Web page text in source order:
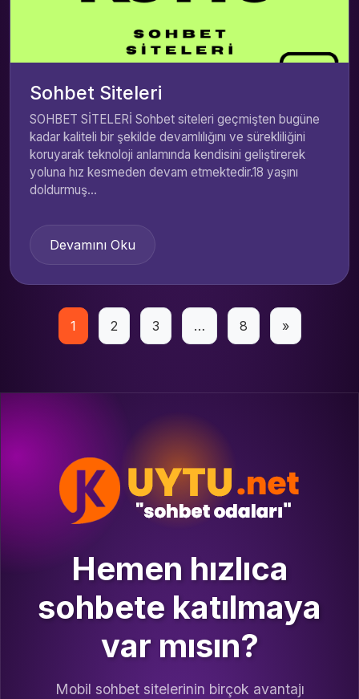
Sohbet Siteleri
SOHBET SİTELERİ Sohbet siteleri geçmişten bugüne
kadar kaliteli bir şekilde devamlılığını ve sürekliliğini
koruyarak teknoloji anlamında kendisini geliştirerek
yoluna hız kesmeden devam etmektedir.18 yaşını
doldurmuş...
Devamını Oku
Yazı
sayfalaması
1 2 3 … 8 »
Hemen hızlıca
sohbete katılmaya
var mısın?
Mobil sohbet sitelerinin birçok avantajı